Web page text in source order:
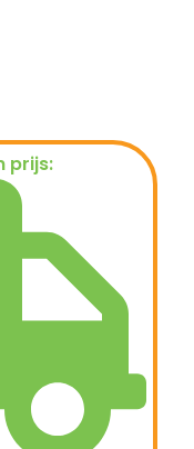
prijs: